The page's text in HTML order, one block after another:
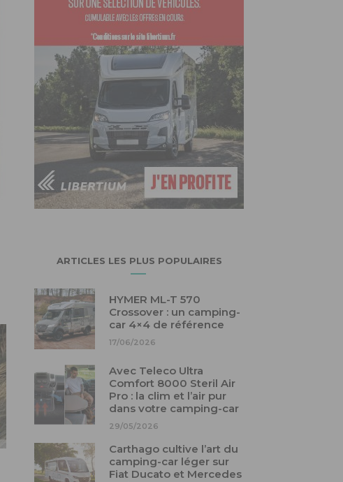
ARTICLES LES PLUS POPULAIRES
HYMER ML-T 570
Crossover : un camping-
car 4×4 de référence
17/06/2026
Avec Teleco Ultra
Comfort 8000 Steril Air
Pro : la clim et l’air pur
dans votre camping-car
29/05/2026
Carthago cultive l’art du
camping-car léger sur
Fiat Ducato et Mercedes